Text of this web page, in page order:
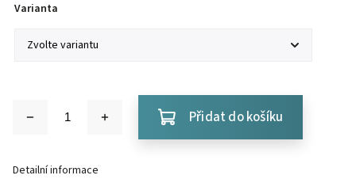
Varianta
Přidat do košíku
Detailní informace